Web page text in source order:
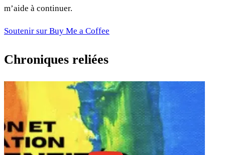
m’aide à continuer.
Soutenir sur Buy Me a Coffee
Chroniques reliées